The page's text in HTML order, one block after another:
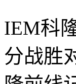
IEM科
分战胜